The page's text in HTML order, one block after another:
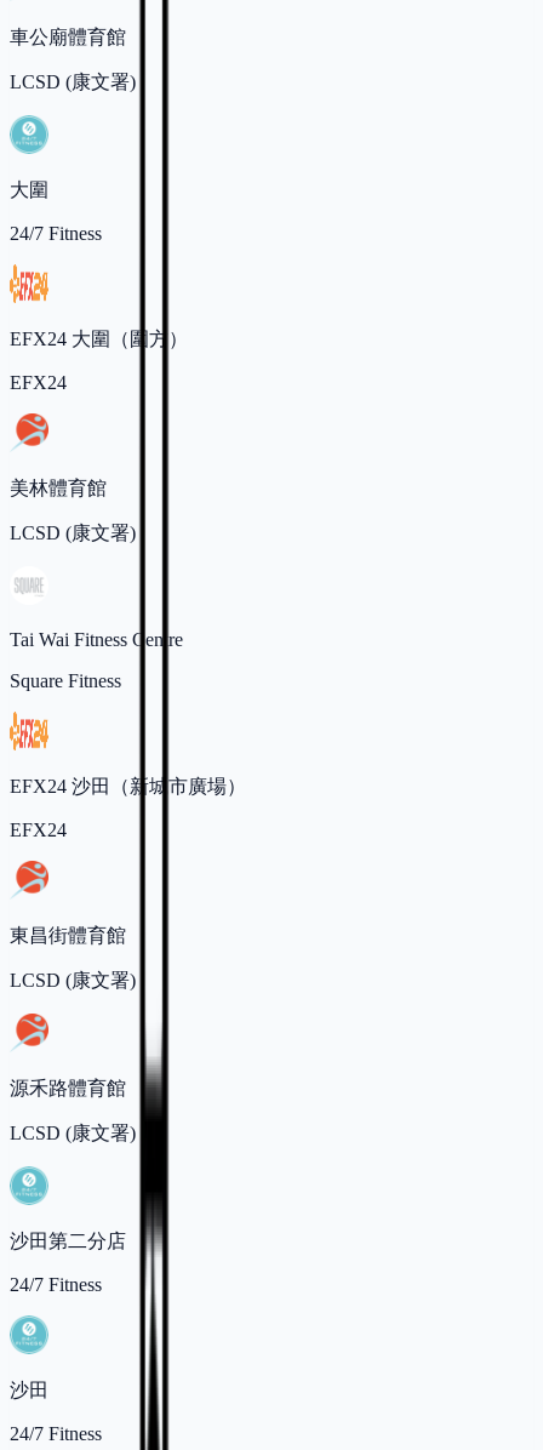
車公廟體育館
LCSD (康文署)
大圍
24/7 Fitness
EFX24 大圍（圍方）
EFX24
美林體育館
LCSD (康文署)
Tai Wai Fitness Centre
Square Fitness
EFX24 沙田（新城市廣場）
EFX24
東昌街體育館
LCSD (康文署)
源禾路體育館
LCSD (康文署)
沙田第二分店
24/7 Fitness
沙田
24/7 Fitness